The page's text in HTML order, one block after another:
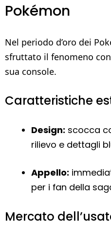
Pokémon
Nel periodo d’oro dei
sfruttato il fenomeno
sua console.
Caratteristiche
Design: scocca
rilievo e dettagli
Appello:
per i fan della
Mercato